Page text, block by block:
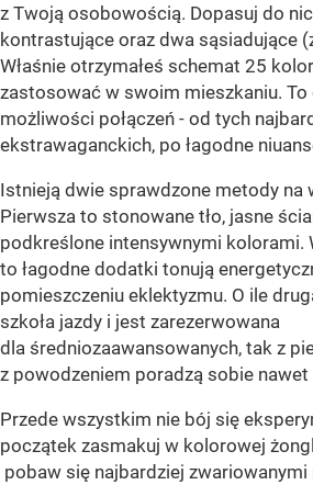
z Twoją osobowością. Dopasuj do
kontrastujące oraz dwa sąsiadujące
Właśnie otrzymałeś schemat 25
zastosować w swoim mieszkaniu. To
możliwości połączeń - od tych
ekstrawaganckich, po łagodne
Istnieją dwie sprawdzone metody na
Pierwsza to stonowane tło, jasne
podkreślone intensywnymi kolorami.
to łagodne dodatki tonują
pomieszczeniu eklektyzmu. O ile
szkoła jazdy i jest zarezerwowana
dla średniozaawansowanych, tak z
z powodzeniem poradzą sobie nawet
Przede wszystkim nie bój się
początek zasmakuj w kolorowej
pobaw się najbardziej zwariowanymi